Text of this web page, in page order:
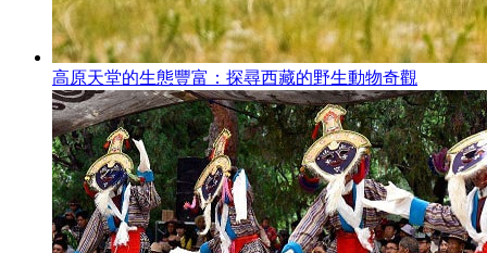
高原天堂的生態豐富：探尋西藏的野生動物奇觀